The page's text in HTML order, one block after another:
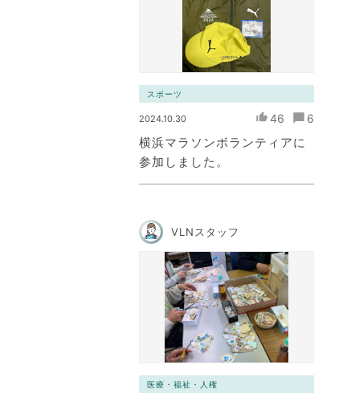
スポーツ
2024.10.30 46 6
横浜マラソンボランティアに
参加しました。
VLNスタッフ
医療・福祉・人権